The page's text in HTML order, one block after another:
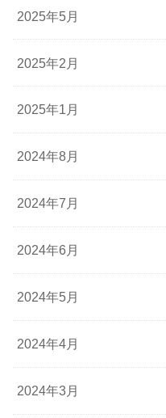
2025年5月
2025年2月
2025年1月
2024年8月
2024年7月
2024年6月
2024年5月
2024年4月
2024年3月